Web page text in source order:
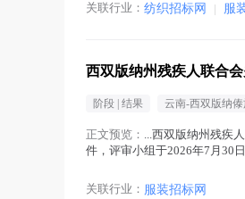
关联行业： 纺织招标网 | 服
西双版纳州残疾人联合
阶段 | 结果 云南-西双版纳傣
正文预览： ...西双版纳州残疾
件，评审小组于2026年7月30
关联行业： 服装招标网